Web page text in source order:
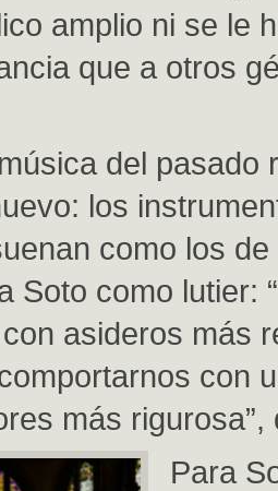
amplio ni se le
que a otros
del pasado
los
como los
Soto como lutier:
asideros más
con
más rigurosa”,
Para